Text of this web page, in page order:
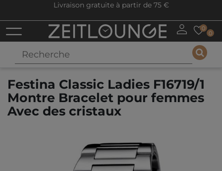
Livraison gratuite à partir de 75 €
0
0
Festina Classic Ladies F16719/1
Montre Bracelet pour femmes
Avec des cristaux